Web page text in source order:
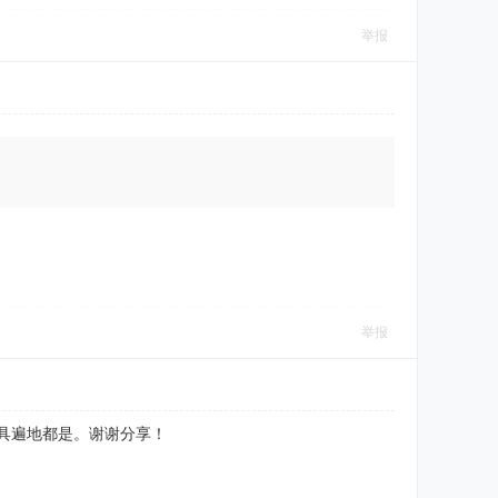
举报
举报
地都是。谢谢分享！